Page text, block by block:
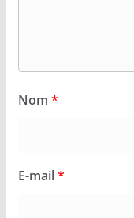
Nom *
E-mail*